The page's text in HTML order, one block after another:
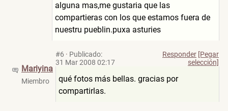
alguna mas,me gustaria que las
compartieras con los que estamos fuera de
nuestru pueblin.puxa asturies
Mariyina
Miembro
#6 · Publicado:
31 Mar 2008 02:17
Responder [Pegar
selección]
qué fotos más bellas. gracias por
compartirlas.